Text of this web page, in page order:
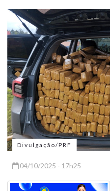
Divulgação/PRF
04/10/2025 - 17h25